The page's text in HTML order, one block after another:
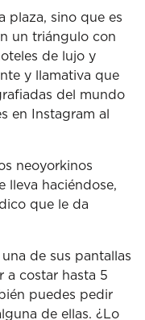
plaza, sino que es
un triángulo con
de lujo y
y llamativa que
del mundo
en Instagram al
neoyorkinos
lleva haciéndose,
que le da
de sus pantallas
a costar hasta 5
puedes pedir
de ellas. ¿Lo